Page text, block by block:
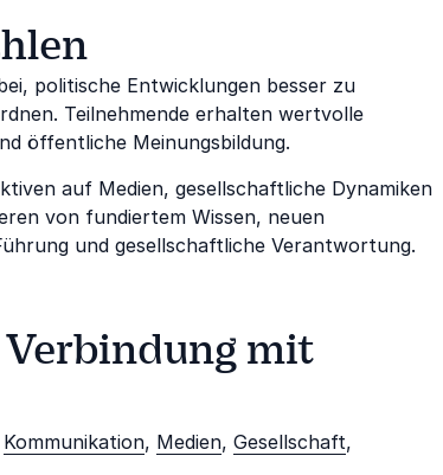
politische Entwicklungen besser zu
Teilnehmende erhalten wertvolle
öffentliche Meinungsbildung.
auf Medien, gesellschaftliche Dynamiken
von fundiertem Wissen, neuen
und gesellschaftliche Verantwortung.
mit
Kommunikation, Medien, Gesellschaft,